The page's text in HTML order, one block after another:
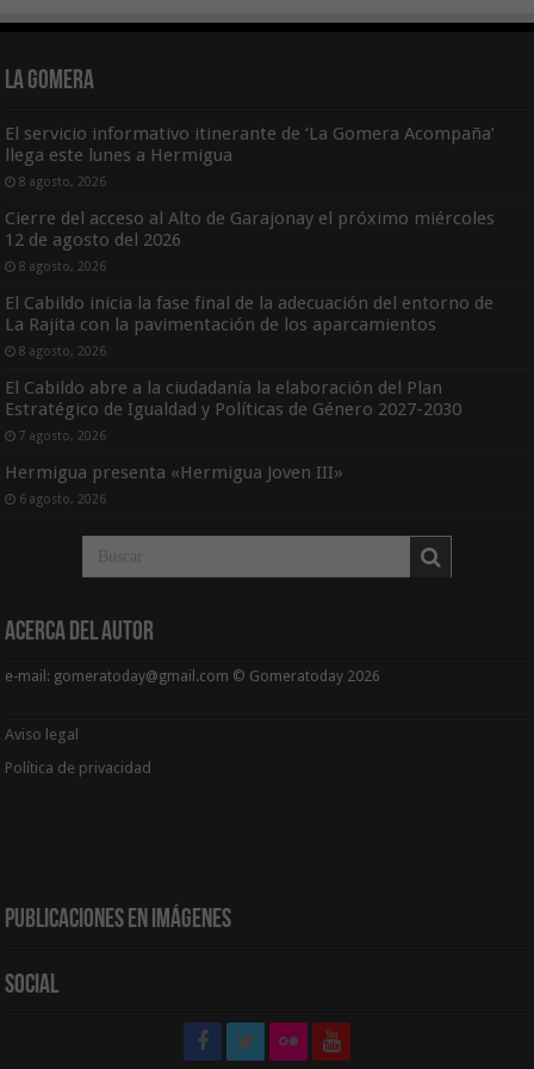
La Gomera
El servicio informativo itinerante de ‘La Gomera Acompaña’
llega este lunes a Hermigua
8 agosto, 2026
Cierre del acceso al Alto de Garajonay el próximo miércoles
12 de agosto del 2026
8 agosto, 2026
El Cabildo inicia la fase final de la adecuación del entorno de
La Rajita con la pavimentación de los aparcamientos
8 agosto, 2026
El Cabildo abre a la ciudadanía la elaboración del Plan
Estratégico de Igualdad y Políticas de Género 2027-2030
7 agosto, 2026
Hermigua presenta «Hermigua Joven III»
6 agosto, 2026
Acerca del Autor
e-mail: gomeratoday@gmail.com © Gomeratoday 2026
Aviso legal
Política de privacidad
Publicaciones en Imágenes
Social